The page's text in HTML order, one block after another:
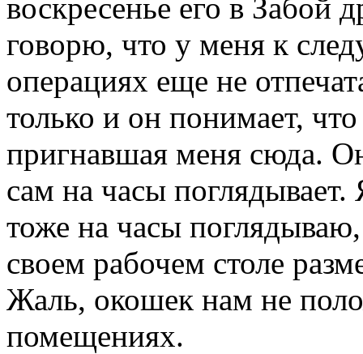
воскресенье его в Забой
говорю, что у меня к
операциях еще не
только и он понимает,
пригнавшая меня сюда.
сам на часы
тоже на часы
своем рабочем столе
Жаль, окошек нам не
помещениях.